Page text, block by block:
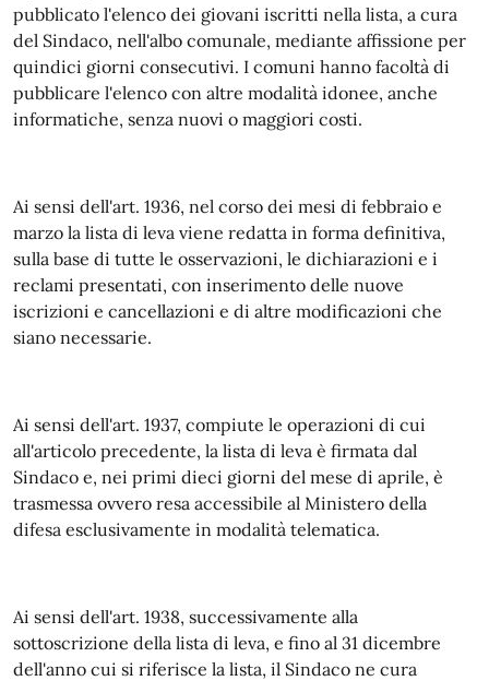
pubblicato l'elenco dei giovani iscritti nella lista, a cura
del Sindaco, nell'albo comunale, mediante affissione per
quindici giorni consecutivi. I comuni hanno facoltà di
pubblicare l'elenco con altre modalità idonee, anche
informatiche, senza nuovi o maggiori costi.
Ai sensi dell'art. 1936, nel corso dei mesi di febbraio e
marzo la lista di leva viene redatta in forma definitiva,
sulla base di tutte le osservazioni, le dichiarazioni e i
reclami presentati, con inserimento delle nuove
iscrizioni e cancellazioni e di altre modificazioni che
siano necessarie.
Ai sensi dell'art. 1937, compiute le operazioni di cui
all'articolo precedente, la lista di leva è firmata dal
Sindaco e, nei primi dieci giorni del mese di aprile, è
trasmessa ovvero resa accessibile al Ministero della
difesa esclusivamente in modalità telematica.
Ai sensi dell'art. 1938, successivamente alla
sottoscrizione della lista di leva, e fino al 31 dicembre
dell'anno cui si riferisce la lista, il Sindaco ne cura